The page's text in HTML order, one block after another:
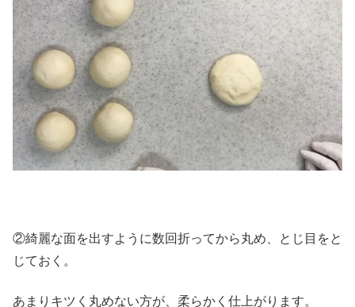
②綺麗な面を出すように数回折ってから丸め、とじ目をと
じておく。
あまりキツく丸めない方が、柔らかく仕上がります。